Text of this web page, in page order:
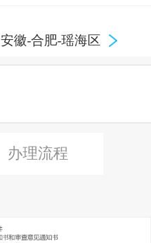
安徽-合肥-瑶海区
办理流程